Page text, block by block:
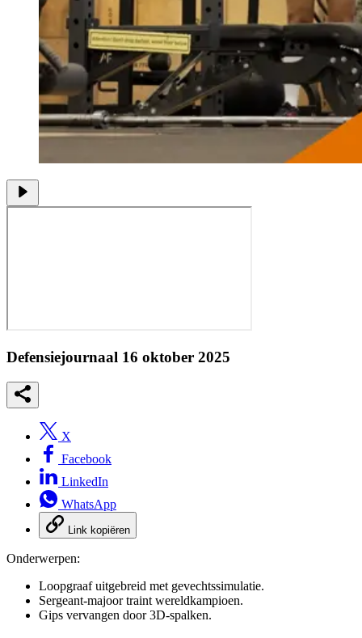
Defensiejournaal 16 oktober 2025
X
Facebook
LinkedIn
WhatsApp
Link kopiëren
Onderwerpen:
Loopgraaf uitgebreid met gevechtssimulatie.
Sergeant-majoor traint wereldkampioen.
Gips vervangen door 3D-spalken.